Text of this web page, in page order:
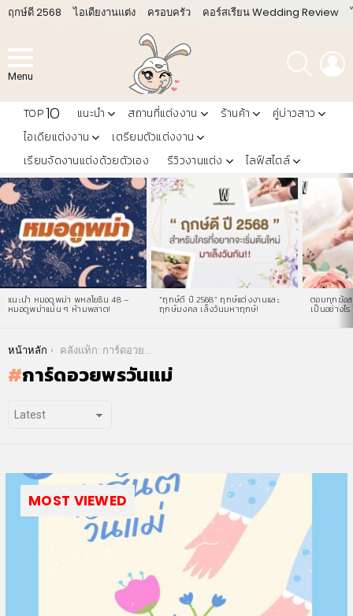
ฤกษ์ดี 2568 ไอเดียงานแต่ง ครอบครัว คอร์สเรียน Wedding Review
Menu
ค้นหา
TOP10 แนะนำ สถานที่แต่งงาน ร้านค้า
คู่บ่าวสาว
ไอเดียแต่งงาน
เตรียมตัวแต่งงาน
เรียนจัดงานแต่งด้วยตัวเอง
รีวิวงานแต่ง ไลฟ์สไตล์
LATEST
STORIES
แนะนำ หมอดูพม่า พหลโยธิน 48 –
หมอดูพม่าแม่น ๆ ห้ามพลาด!
“ฤกษ์ดี ปี 2568” ฤกษ์แต่งงานและ
ฤกษ์มงคล เล็งวันมหาฤกษ์!
ตอบทุกข้อส
เป็นอย่างไร
You are here:
หน้าหลัก คลังแท็ก: การ์ดอวยพรวันแม่
การ์ดอวยพรวันแม่
MOST VIEWED